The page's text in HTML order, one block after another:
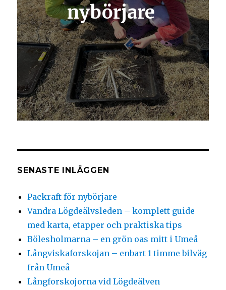
nybörjare
SENASTE INLÄGGEN
Packraft för nybörjare
Vandra Lögdeälvsleden – komplett guide
med karta, etapper och praktiska tips
Bölesholmarna – en grön oas mitt i Umeå
Långviskaforskojan – enbart 1 timme bilväg
från Umeå
Långforskojorna vid Lögdeälven